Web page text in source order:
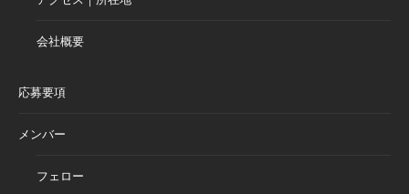
会社概要
応募要項
メンバー
フェロー